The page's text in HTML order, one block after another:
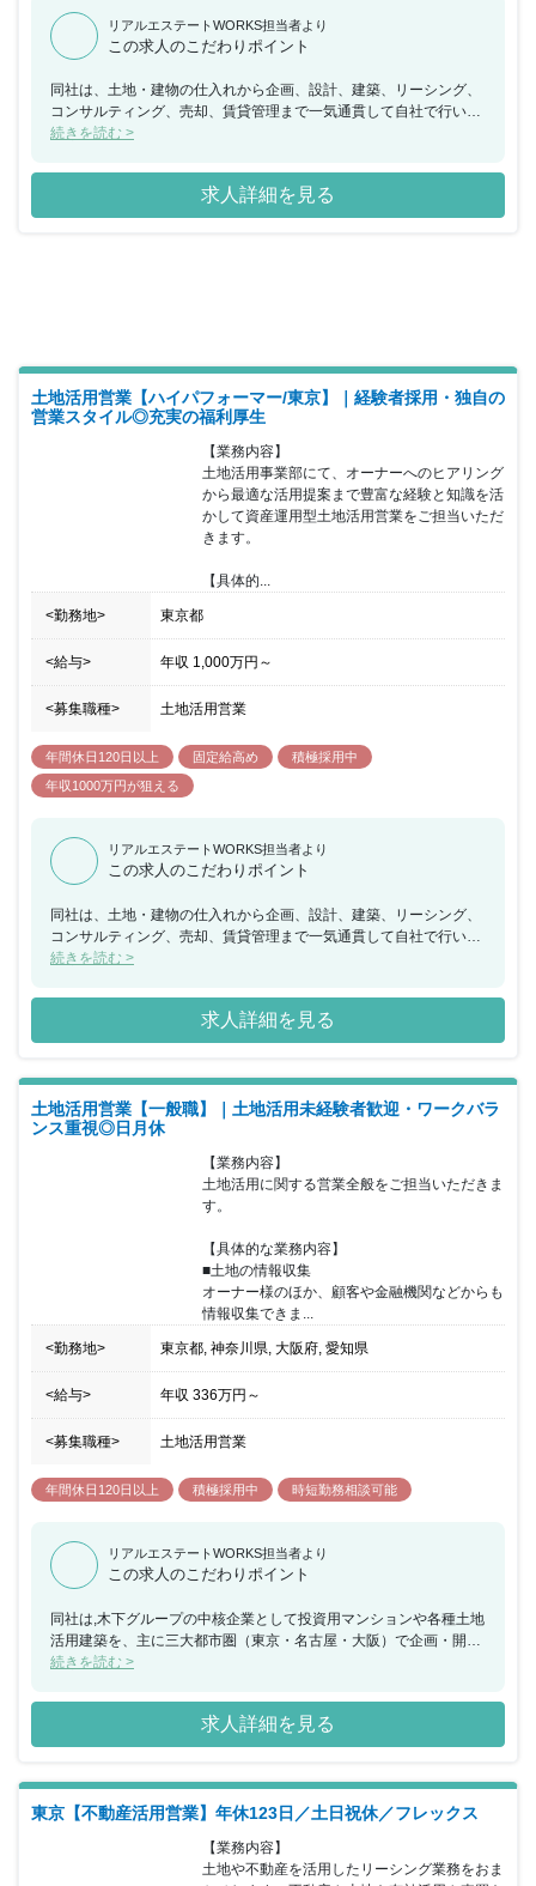
リアルエステートWORKS担当者より
この求人のこだわりポイント
同社は、土地・建物の仕入れから企画、設計、建築、リーシング、
コンサルティング、売却、賃貸管理まで一気通貫して自社で行い、
「オーナー様の利益の最大化」を全部門が一貫して追求していま
にスピードアップをして成長し業界に風穴を開けて邁進してきまし
た。さらに同社が目指すのは業界No1。2031年の売上1000億円
超、経常利益100億円超を目指しています。 今回、土地活用事業部
の向き・不向きを診断します。賃貸経営に適している土地にはアパ
ート・マンションの建築を提案し、反対に適していない土地をご所
有のお客様に対しては、賃貸需要のある土地での物件購入による土
活かして資産運用型土地活用でご活躍いただける方を歓迎いたしま
続きを読む >
求人詳細を見る
土地活用営業【ハイパフォーマー/東京】｜経験者採用・独自の
営業スタイル◎充実の福利厚生
【業務内容】
土地活用事業部にて、オーナーへのヒアリング
から最適な活用提案まで豊富な経験と知識を活
かして資産運用型土地活用営業をご担当いただ
きます。
【具体的...
<勤務地> 東京都
<給与> 年収 1,000万円 ～
<募集職種> 土地活用営業
年間休日120日以上 固定給高め
積極採用中
年収1000万円が狙える
リアルエステートWORKS担当者より
この求人のこだわりポイント
同社は、土地・建物の仕入れから企画、設計、建築、リーシング、
コンサルティング、売却、賃貸管理まで一気通貫して自社で行い、
「オーナー様の利益の最大化」を全部門が一貫して追求していま
にスピードアップをして成長し業界に風穴を開けて邁進してきまし
た。さらに同社が目指すのは業界No1。2031年の売上1000億円
超、経常利益100億円超を目指しています。 今回、土地活用事業部
だける方を募集することとなりました。同社の土地活用は、単純に
アパート・マンションを建てる・売るという不動産業とは一線を画
すサービスです。あくまで資産運用の観点で、お客様が物件を取得
り、土地診断の結果から、その土地の賃貸需要等を調査し賃貸経営
の向き・不向きを診断します。賃貸経営に適している土地にはアパ
ート・マンションの建築を提案し、反対に適していない土地をご所
地活用・相続税対策を提案します。高い実績、経験と豊富な知識を
活かして資産運用型土地活用でご活躍いただける方を歓迎いたしま
続きを読む >
求人詳細を見る
土地活用営業【一般職】｜土地活用未経験者歓迎・ワークバラ
ンス重視◎日月休
【業務内容】
土地活用に関する営業全般をご担当いただきま
す。
【具体的な業務内容】
■土地の情報収集
オーナー様のほか、顧客や金融機関などからも
情報収集できま...
<勤務地> 東京都, 神奈川県, 大阪府, 愛知県
<給与> 年収 336万円 ～
<募集職種> 土地活用営業
年間休日120日以上 積極採用中 時短勤務相談可能
リアルエステートWORKS担当者より
この求人のこだわりポイント
同社は,木下グループの中核企業として投資用マンションや各種土地
活用建築を、主に三大都市圏（東京・名古屋・大阪）で企画・開発
して参りました。今回、土地を所有している個人のオーナー様(50
営による“資産運用”の提案を行っていただける方を募集することと
なりました。所有の土地にアパートや保育園、介護施設などを建る
ことで、オーナー様は安定した家賃収入を手にでき、税金対策にも
す。既存顧客や紹介、反響が中心となりますので飛び込み営業はあ
りません。プランニングの仕方などは先輩や上司がイチから教えて
では約3~6ヶ月。オーナー様に複数回にわたって訪問・提案するた
め、じっくりと信頼関係を築き、信頼を積み重ねていく営業となり
続きを読む >
求人詳細を見る
東京【不動産活用営業】年休123日／土日祝休／フレックス
【業務内容】
土地や不動産を活用したリーシング業務をおま